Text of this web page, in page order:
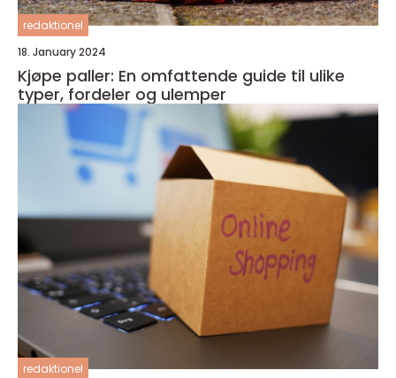
redaktionel
18. January 2024
Kjøpe paller: En omfattende guide til ulike
typer, fordeler og ulemper
redaktionel